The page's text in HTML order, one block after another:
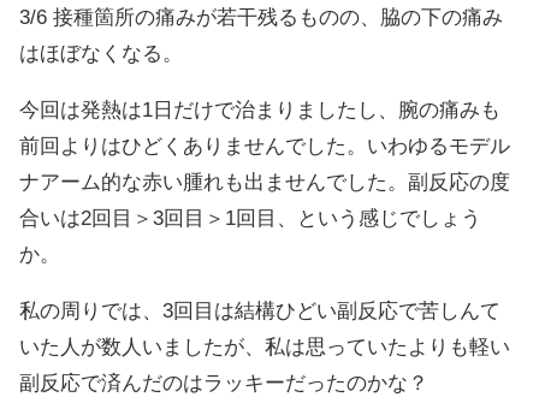
3/6 接種箇所の痛みが若干残るものの、脇の下の痛み
はほぼなくなる。
今回は発熱は1日だけで治まりましたし、腕の痛みも
前回よりはひどくありませんでした。いわゆるモデル
ナアーム的な赤い腫れも出ませんでした。副反応の度
合いは2回目＞3回目＞1回目、という感じでしょう
か。
私の周りでは、3回目は結構ひどい副反応で苦しんて
いた人が数人いましたが、私は思っていたよりも軽い
副反応で済んだのはラッキーだったのかな？